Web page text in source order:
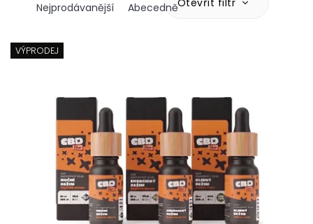
í
p
Nejprodávanější
AbecedněOtevřít filtr
ýVÝPRODEJ